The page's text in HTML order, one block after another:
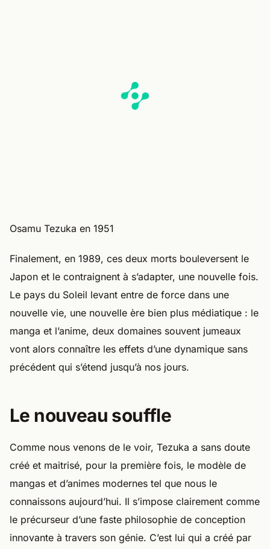
Osamu Tezuka en 1951
Finalement, en 1989, ces deux morts bouleversent le
Japon et le contraignent à s’adapter, une nouvelle fois.
Le pays du Soleil levant entre de force dans une
nouvelle vie, une nouvelle ère bien plus médiatique : le
manga et l’anime, deux domaines souvent jumeaux
vont alors connaître les effets d’une dynamique sans
précédent qui s’étend jusqu’à nos jours.
Le nouveau souffle
Comme nous venons de le voir, Tezuka a sans doute
créé et maitrisé, pour la première fois, le modèle de
mangas et d’animes modernes tel que nous le
connaissons aujourd’hui. Il s’impose clairement comme
le précurseur d’une faste philosophie de conception
innovante à travers son génie. C’est lui qui a créé par